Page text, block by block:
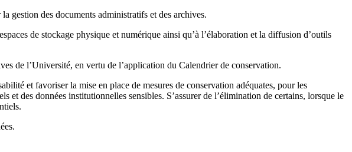
gestion des documents administratifs et des archives.
de stockage physique et numérique ainsi qu’à l’élaboration et la diffusion d’outils
de l’Université, en vertu de l’application du Calendrier de conservation.
et favoriser la mise en place de mesures de conservation adéquates, pour les
et des données institutionnelles sensibles. S’assurer de l’élimination de certains, lorsque le